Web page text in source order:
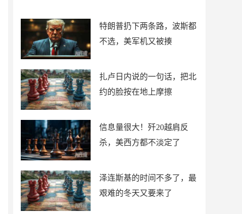
特朗普扔下两条路，波斯都
不选，美军机又被揍
扎卢日内说的一句话，把北
约的脸按在地上摩擦
信息量很大！歼20越肩反
杀，美西方都不淡定了
泽连斯基的时间不多了，最
艰难的冬天又要来了